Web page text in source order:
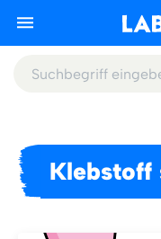
Klebstoff